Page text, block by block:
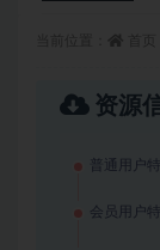
资源
普通用户
会员用户特